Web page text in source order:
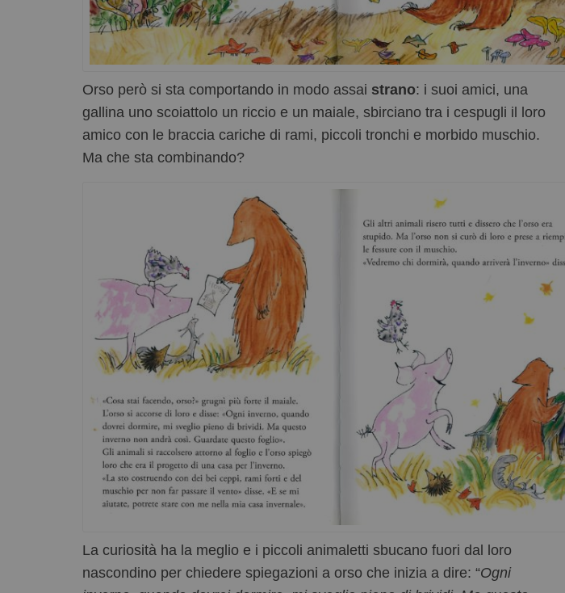
Orso però si sta comportando in modo assai strano: i suoi amici, una
gallina uno scoiattolo un riccio e un maiale, sbirciano tra i cespugli il loro
amico con le braccia cariche di rami, piccoli tronchi e morbido muschio.
Ma che sta combinando?
La curiosità ha la meglio e i piccoli animaletti sbucano fuori dal loro
nascondino per chiedere spiegazioni a orso che inizia a dire: “Ogni